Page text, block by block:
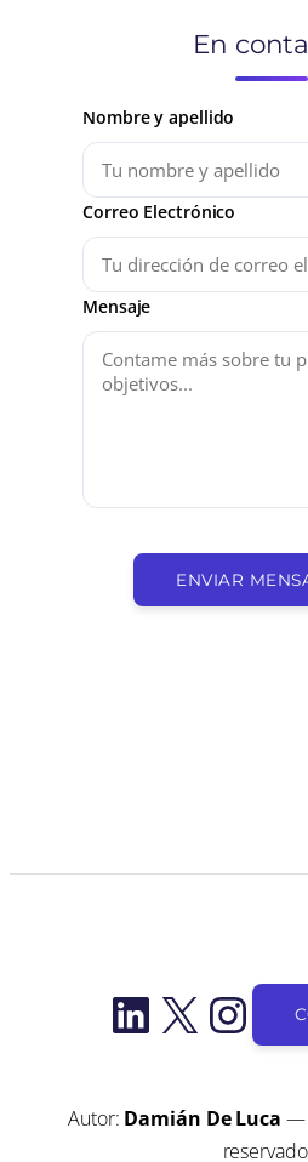
En
Nombre y apellido
Correo Electrónico
Mensaje
ENVIAR
LinkedIn
X
Autor: Damián De Luca —